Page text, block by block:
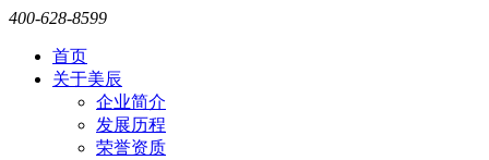
400-628-8599
首页
关于美辰
企业简介
发展历程
荣誉资质